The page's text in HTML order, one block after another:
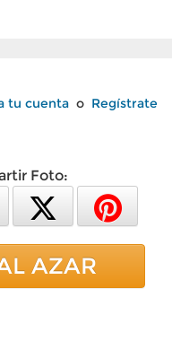
tu cuenta o Regístrate
Foto:
AZAR